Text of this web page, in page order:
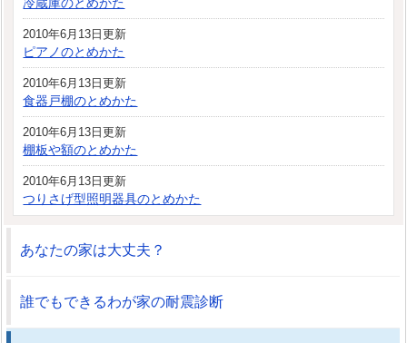
2010年6月13日更新
ピアノのとめかた
2010年6月13日更新
食器戸棚のとめかた
2010年6月13日更新
棚板や額のとめかた
2010年6月13日更新
つりさげ型照明器具のとめかた
あなたの家は大丈夫？
誰でもできるわが家の耐震診断